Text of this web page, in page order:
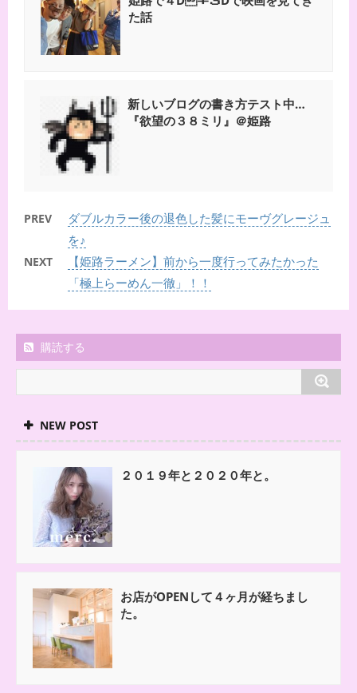
た話
新しいブログの書き方テスト中…
『欲望の３８ミリ』＠姫路
PREV
ダブルカラー後の退色した髪にモーヴグレージュ
を♪
NEXT
【姫路ラーメン】前から一度行ってみたかった
「極上らーめん一徹」！！
購読する
NEW POST
２０１９年と２０２０年と。
お店がOPENして４ヶ月が経ちまし
た。